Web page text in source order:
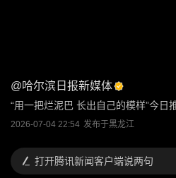
@哈尔滨日报新媒体
“用一把烂泥巴 长出自己的模样”今日
2026-07-04 22:54 发布于黑龙江
打开腾讯新闻客户端说两句